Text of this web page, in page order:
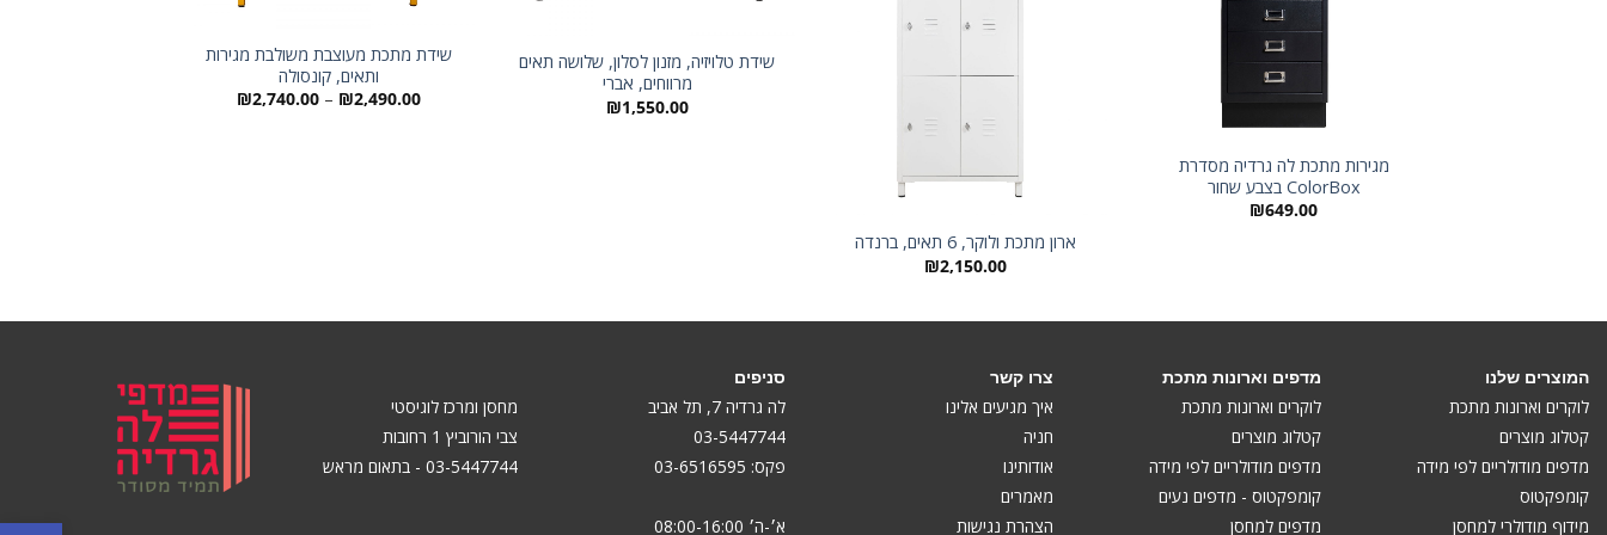
מגירות מתכת לה גרדיה מסדרת
ColorBox בצבע שחור
₪649.00
ארון מתכת ולוקר, 6 תאים, ברנדה
₪2,150.00
שידת טלויזיה, מזנון לסלון, שלושה תאים
מרווחים, אברי
₪1,550.00
שידת מתכת מעוצבת משולבת מגירות
ותאים, קונסולה
₪2,490.00
–
₪2,740.00 טווח
המוצרים שלנו
לוקרים וארונות מתכת
קטלוג מוצרים
מדפים מודולריים לפי מידה
קומפקטוס
מידוף מודולרי למחסן
מדפים וארונות מתכת
לוקרים וארונות מתכת
קטלוג מוצרים
מדפים מודולריים לפי מידה
קומפקטוס - מדפים נעים
מדפים למחסן
צרו קשר
איך מגיעים אלינו
חניה
אודותינו
מאמרים
הצהרת נגישות
סניפים
לה גרדיה 7, תל אביב
03-5447744
פקס: 03-6516595
א׳-ה׳ 08:00-16:00
מחסן ומרכז לוגיסטי
צבי הורוביץ 1 רחובות
03-5447744 - בתאום מראש